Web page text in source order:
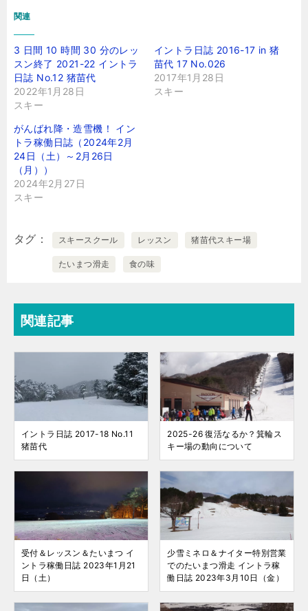
関連
3 日間 10 時間 30 分のレッ
スン終了 2021-22 イントラ
日誌 No.12 猪苗代
2022年1月28日
スキー
イントラ日誌 2016-17 in 猪
苗代 17 No.026
2017年1月28日
スキー
がんばれ降・造雪機！ イン
トラ稼働日誌（2024年2月
24日（土）～2月26日
（月））
2024年2月27日
スキー
タグ スキースクール レッスン 猪苗代スキー場
たいまつ滑走 食の味
関連記事
イントラ日誌 2017-18 No.11
猪苗代
2025-26 復活なるか？箕輪ス
キー場の動向について
受付＆レッスン＆たいまつ イ
ントラ稼働日誌 2023年1月21
日（土）
少雪ミネロ＆ナイター特別営業
でのたいまつ滑走 イントラ稼
働日誌 2023年3月10日（金）